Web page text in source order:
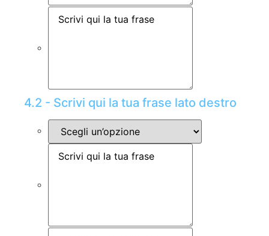
4.2 - Scrivi qui la tua frase lato destro